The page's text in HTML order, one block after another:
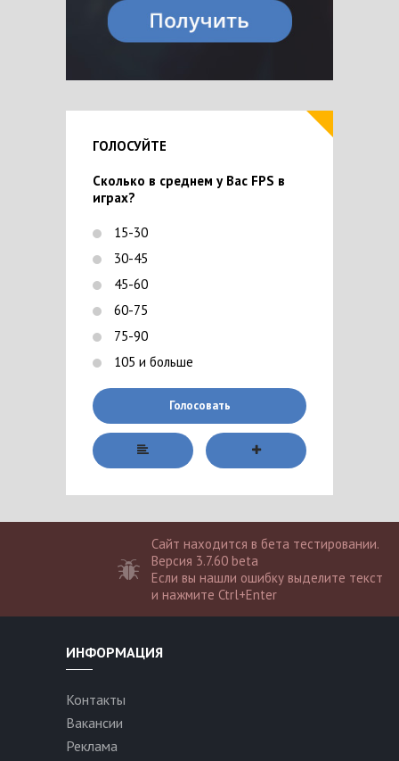
ГОЛОСУЙТЕ
Сколько в среднем у Вас FPS в
играх?
15-30
30-45
45-60
60-75
75-90
105 и больше
Голосовать
Сайт находится в бета тестировании.
Версия 3.7.60 beta
Если вы нашли ошибку выделите текст
и нажмите Ctrl+Enter
ИНФОРМАЦИЯ
Контакты
Вакансии
Реклама